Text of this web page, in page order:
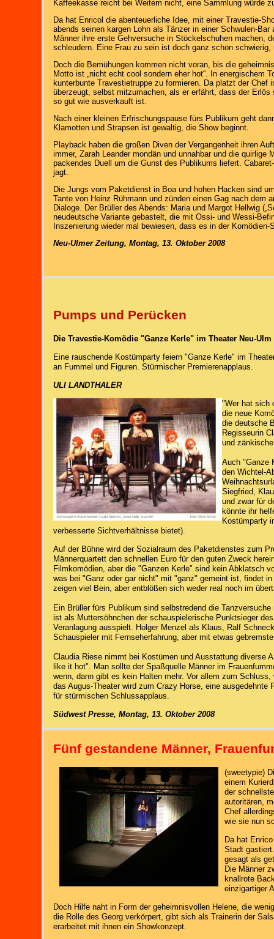
Kaffeekasse reicht bei Weitem nicht, eine Sammlung würde
Da hat Enricol die abenteuerliche Idee, mit einer Travestie-
abends seinen kargen Lohn als Tänzer in einer Schwulen-
Männer ihre erste Gehversuche in Stöckelschuhen machen,
schleudern. Eine Frau zu sein ist doch ganz schön
Doch die Bemühungen kommen nicht voran, bis die
Motto ist „nicht echt cool sondern eher hot“. In energischem
kunterbunte Travestietruppe zu formieren. Da platzt der
überzeugt, selbst mitzumachen, als er erfährt, dass der
so gut wie ausverkauft ist.
Nach einer kleinen Erfrischungspause fürs Publikum geht
Klamotten und Strapsen ist gewaltig, die Show beginnt.
Playback haben die großen Diven der Vergangenheit ihren
immer, Zarah Leander mondän und unnahbar und die
packendes Duell um die Gunst des Publikums liefert.
jagt.
Die Jungs vom Paketdienst in Boa und hohen Hacken sind
Tante von Heinz Rühmann und zünden einen Gag nach
Dialoge. Der Brüller des Abends: Maria und Margot Hellwig
neudeutsche Variante gebastelt, die mit Ossi- und Wessi-
Inszenierung wieder mal bewiesen, dass es in der
Neu-Ulmer Zeitung, Montag, 13. Oktober 2008
Pumps und Perücken
Die Travestie-Komödie "Ganze Kerle" im Theater Neu-Ulm
Eine rauschende Kostümparty feiern "Ganze Kerle" im
an Fummel und Figuren. Stürmischer Premierenapplaus.
ULI LANDTHALER
"Wer hat sich
die neue
die deutsche
Regisseurin
und
Auch "Ganze
den Wichtel-
Siegfried,
und zwar für
könnte ihr
Kostümparty
verbesserte Sichtverhältnisse bietet).
Auf der Bühne wird der Sozialraum des Paketdienstes zum
Männerquartett den schnellen Euro für den guten Zweck
Filmkomödien, aber die "Ganzen Kerle" sind kein Abklatsch
was bei "Ganz oder gar nicht" mit "ganz" gemeint ist, findet
zeigen viel Bein, aber entblößen sich weder real noch im
Ein Brüller fürs Publikum sind selbstredend die
ist als Muttersöhnchen der schauspielerische Punktsieger
Veranlagung ausspielt. Holger Menzel als Klaus, Ralf
Schauspieler mit Fernseherfahrung, aber mit etwas
Claudia Riese nimmt bei Kostümen und Ausstattung diverse
like it hot". Man sollte der Spaßquelle Männer im
wenn, dann gibt es kein Halten mehr. Vor allem zum
das Augus-Theater wird zum Crazy Horse, eine
für stürmischen Schlussapplaus.
Südwest Presse, Montag, 13. Oktober 2008
Fünf gestandene Männer,
(sweetypie)
einem
der
autoritären,
Chef
wie sie nun
Da hat
Stadt
gesagt als
Die Männer
knallrote
einzigartiger
Doch Hilfe naht in Form der geheimnisvollen Helene, die
die Rolle des Georg verkörpert, gibt sich als Trainerin der
erarbeitet mit ihnen ein Showkonzept.